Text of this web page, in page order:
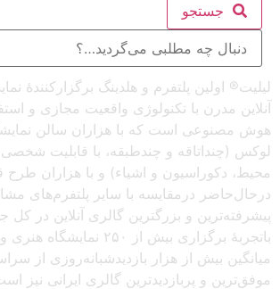
جستجو
لیلیت® اولین پلتفرم و هلدینگ برگزارکنندهٔ
آنلاین مدرن با تکنولوژی واقعیت مجازی و
هوش مصنوعی است که با هزاران سالن
لوکس (چنداتاقه و چندطبقه، با قابلیت
محیط، دکوراسیون و اشیاء) و با هزاران طرح
درحال‌حاضر درمقایسه با سایر پلتفرم‌های
پیشرفته‌ترین و بزرگترین گالری آنلاین در کل
باتجربهٔ برگزاری بیش از ۲۵۰
میانگین بیش از هزار بازدیدشبانه‌روزی از
موفق‌ترین و پربازدیدترین گالری ایرانی نیز